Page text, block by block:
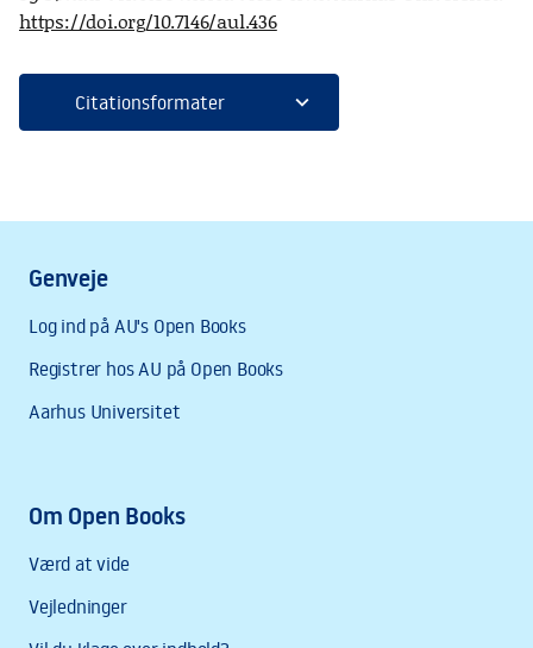
https://doi.org/10.7146/aul.436
Citationsformater expand_more